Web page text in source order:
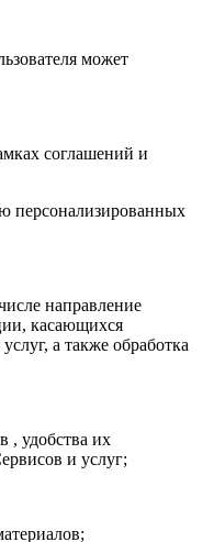
может
соглашений и
персонализированных
направление
касающихся
а также обработка
, удобства их
и услуг;